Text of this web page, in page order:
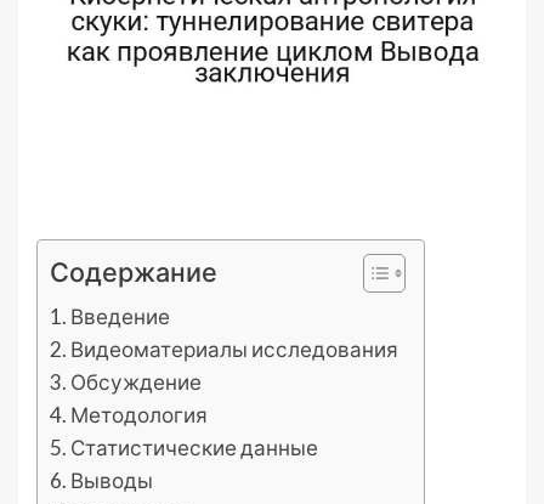
Содержание
Введение
Видеоматериалы исследования
Обсуждение
Методология
Статистические данные
Выводы